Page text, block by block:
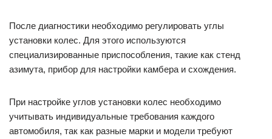
После диагностики необходимо регулировать углы
установки колес. Для этого используются
специализированные приспособления, такие как стенд
азимута, прибор для настройки камбера и схождения.
При настройке углов установки колес необходимо
учитывать индивидуальные требования каждого
автомобиля, так как разные марки и модели требуют